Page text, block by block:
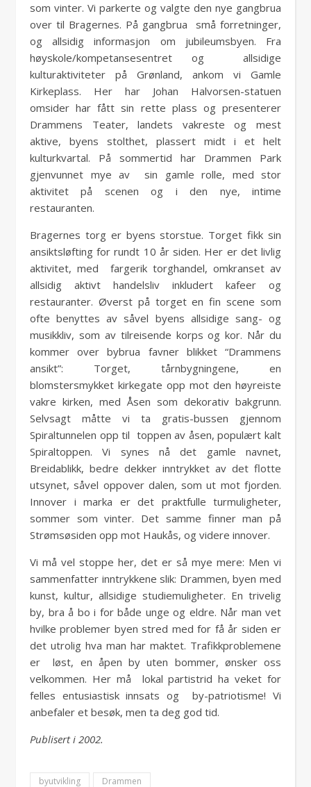
som vinter. Vi parkerte og valgte den nye gangbrua
over til Bragernes. På gangbrua små forretninger,
og allsidig informasjon om jubileumsbyen. Fra
høyskole/kompetansesentret og allsidige
kulturaktiviteter på Grønland, ankom vi Gamle
Kirkeplass. Her har Johan Halvorsen-statuen
omsider har fått sin rette plass og presenterer
Drammens Teater, landets vakreste og mest
aktive, byens stolthet, plassert midt i et helt
kulturkvartal. På sommertid har Drammen Park
gjenvunnet mye av sin gamle rolle, med stor
aktivitet på scenen og i den nye, intime
restauranten.
Bragernes torg er byens storstue. Torget fikk sin
ansiktsløfting for rundt 10 år siden. Her er det livlig
aktivitet, med fargerik torghandel, omkranset av
allsidig aktivt handelsliv inkludert kafeer og
restauranter. Øverst på torget en fin scene som
ofte benyttes av såvel byens allsidige sang- og
musikkliv, som av tilreisende korps og kor. Når du
kommer over bybrua favner blikket “Drammens
ansikt”: Torget, tårnbygningene, en
blomstersmykket kirkegate opp mot den høyreiste
vakre kirken, med Åsen som dekorativ bakgrunn.
Selvsagt måtte vi ta gratis-bussen gjennom
Spiraltunnelen opp til toppen av åsen, populært kalt
Spiraltoppen. Vi synes nå det gamle navnet,
Breidablikk, bedre dekker inntrykket av det flotte
utsynet, såvel oppover dalen, som ut mot fjorden.
Innover i marka er det praktfulle turmuligheter,
sommer som vinter. Det samme finner man på
Strømsøsiden opp mot Haukås, og videre innover.
Vi må vel stoppe her, det er så mye mere: Men vi
sammenfatter inntrykkene slik: Drammen, byen med
kunst, kultur, allsidige studiemuligheter. En trivelig
by, bra å bo i for både unge og eldre. Når man vet
hvilke problemer byen stred med for få år siden er
det utrolig hva man har maktet. Trafikkproblemene
er løst, en åpen by uten bommer, ønsker oss
velkommen. Her må lokal partistrid ha veket for
felles entusiastisk innsats og by-patriotisme! Vi
anbefaler et besøk, men ta deg god tid.
Publisert i 2002.
byutvikling Drammen